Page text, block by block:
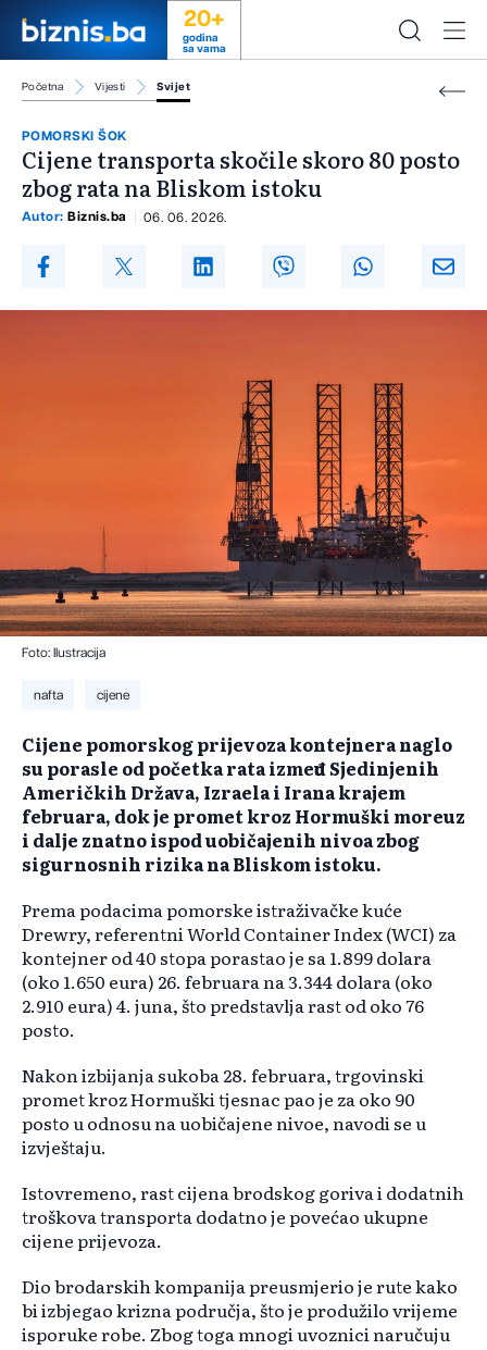
20+
godina
sa vama
Početna Vijesti Svijet
POMORSKI ŠOK
Cijene transporta skočile skoro 80 posto
zbog rata na Bliskom istoku
Autor: Biznis.ba 06. 06. 2026.
Foto: Ilustracija
nafta cijene
Cijene pomorskog prijevoza kontejnera naglo
su porasle od početka rata između Sjedinjenih
Američkih Država, Izraela i Irana krajem
februara, dok je promet kroz Hormuški moreuz
i dalje znatno ispod uobičajenih nivoa zbog
sigurnosnih rizika na Bliskom istoku.
Prema podacima pomorske istraživačke kuće
Drewry, referentni World Container Index (WCI) za
kontejner od 40 stopa porastao je sa 1.899 dolara
(oko 1.650 eura) 26. februara na 3.344 dolara (oko
2.910 eura) 4. juna, što predstavlja rast od oko 76
posto.
Nakon izbijanja sukoba 28. februara, trgovinski
promet kroz Hormuški tjesnac pao je za oko 90
posto u odnosu na uobičajene nivoe, navodi se u
izvještaju.
Istovremeno, rast cijena brodskog goriva i dodatnih
troškova transporta dodatno je povećao ukupne
cijene prijevoza.
Dio brodarskih kompanija preusmjerio je rute kako
bi izbjegao krizna područja, što je produžilo vrijeme
isporuke robe. Zbog toga mnogi uvoznici naručuju